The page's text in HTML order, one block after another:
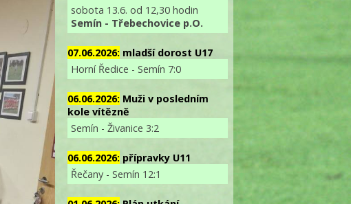
sobota 13.6. od 12,30 hodin
Semín - Třebechovice p.O.
07.06.2026: mladší dorost U17
Horní Ředice - Semín 7:0
06.06.2026: Muži v posledním
kole vítězně
Semín - Živanice 3:2
06.06.2026: přípravky U11
Řečany - Semín 12:1